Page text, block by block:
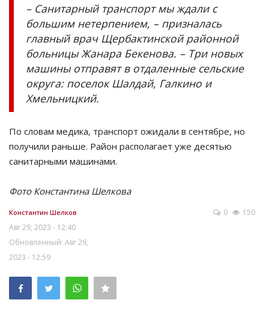
– Санитарный транспорт мы ждали с
большим нетерпением, – призналась
главный врач Щербактинской районной
больницы Жанара Бекенова. – Три новых
машины отправят в отдаленные сельские
округа: поселок Шалдай, Галкино и
Хмельницкий.
По словам медика, транспорт ожидали в сентябре, но
получили раньше. Район располагает уже десятью
санитарными машинами.
Фото Константина Шелкова
Константин Шелков
Авг 29, 2023 - 12:40
Обновленный: Авг 29,
2023 - 12:59
0 150